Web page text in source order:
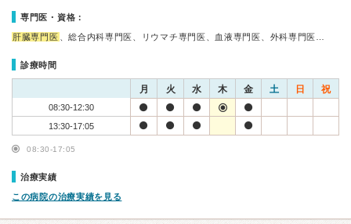
専門医・資格：
肝臓専門医 、総合内科専門医、リウマチ専門医、血液専門医、外科専門医…
診療時間
月 火 水 木 金 土 日 祝
08:30-12:30
13:30-17:05
08:30-17:05
治療実績
この病院の治療実績を見る